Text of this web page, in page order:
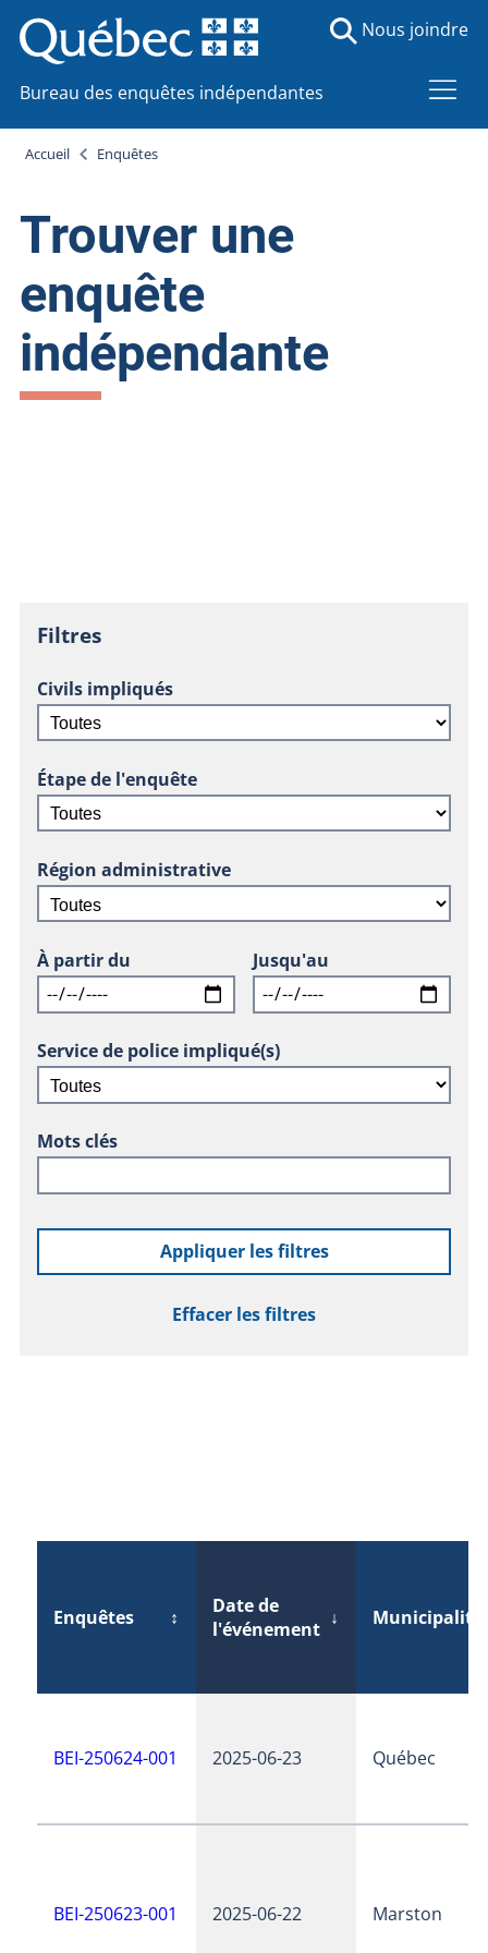
Bureau des enquêtes indépendantes
Nous joindre
Accueil Enquêtes
Trouver une
enquête
indépendante
Filtres
Civils impliqués
Étape de l'enquête
Région administrative
À partir du Jusqu'au
Service de police impliqué(s)
Mots clés
Appliquer les filtres
Effacer les filtres
Enquêtes ↕
Date de
l'événement ↓ Municipalité
BEI-250624-001 2025-06-23 Québec
BEI-250623-001 2025-06-22 Marston